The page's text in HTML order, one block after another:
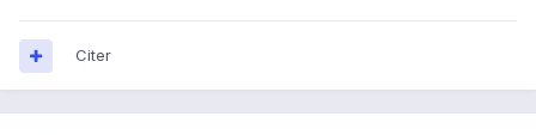
Citer